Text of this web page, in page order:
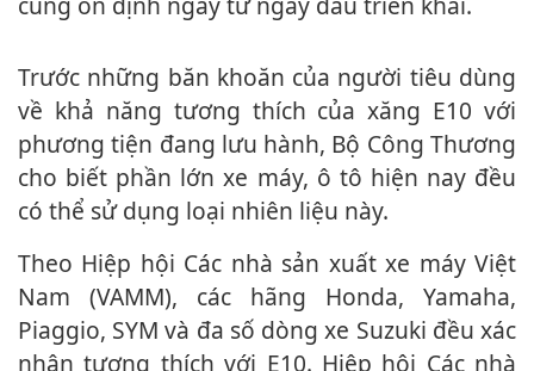
Trước những băn khoăn của người tiêu dùng
về khả năng tương thích của xăng E10 với
phương tiện đang lưu hành, Bộ Công Thương
cho biết phần lớn xe máy, ô tô hiện nay đều
có thể sử dụng loại nhiên liệu này.
Theo Hiệp hội Các nhà sản xuất xe máy Việt
Nam (VAMM), các hãng Honda, Yamaha,
Piaggio, SYM và đa số dòng xe Suzuki đều xác
nhận tương thích với E10. Hiệp hội Các nhà